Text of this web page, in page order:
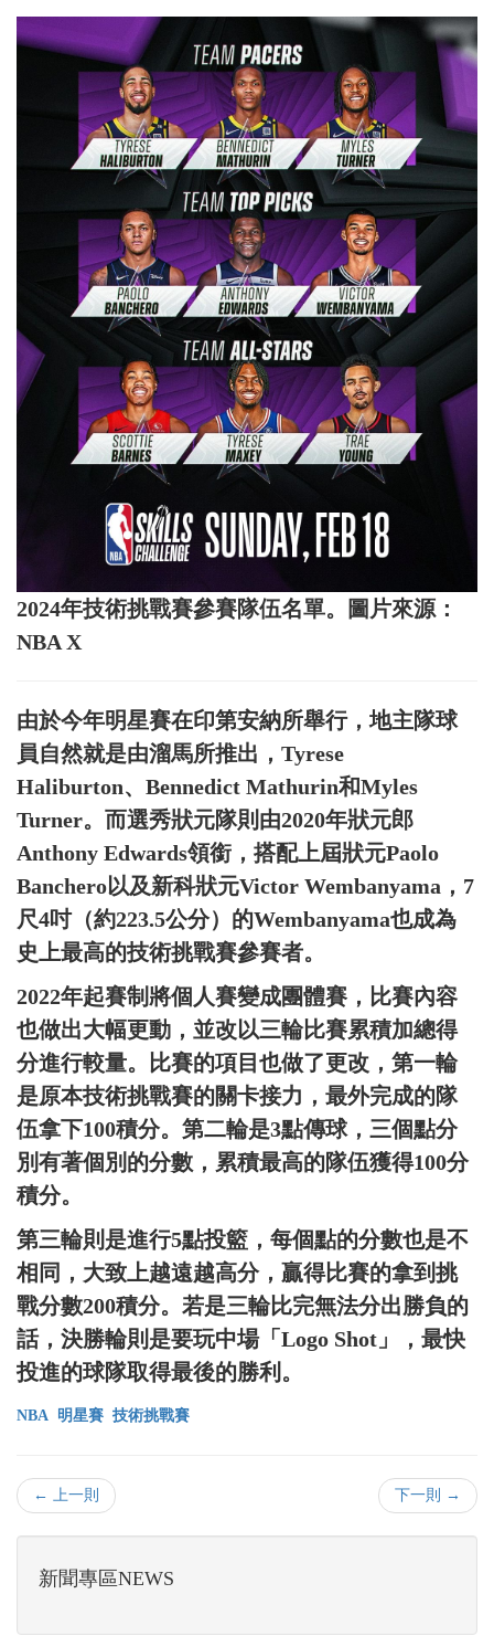
2024年技術挑戰賽參賽隊伍名單。圖片來源：
NBA X
由於今年明星賽在印第安納所舉行，地主隊球
員自然就是由溜馬所推出，Tyrese
Haliburton、Bennedict Mathurin和Myles
Turner。而選秀狀元隊則由2020年狀元郎
Anthony Edwards領銜，搭配上屆狀元Paolo
Banchero以及新科狀元Victor Wembanyama，7
尺4吋（約223.5公分）的Wembanyama也成為
史上最高的技術挑戰賽參賽者。
2022年起賽制將個人賽變成團體賽，比賽內容
也做出大幅更動，並改以三輪比賽累積加總得
分進行較量。比賽的項目也做了更改，第一輪
是原本技術挑戰賽的關卡接力，最外完成的隊
伍拿下100積分。第二輪是3點傳球，三個點分
別有著個別的分數，累積最高的隊伍獲得100分
積分。
第三輪則是進行5點投籃，每個點的分數也是不
相同，大致上越遠越高分，贏得比賽的拿到挑
戰分數200積分。若是三輪比完無法分出勝負的
話，決勝輪則是要玩中場「Logo Shot」，最快
投進的球隊取得最後的勝利。
NBA 明星賽 技術挑戰賽
← 上一則 下一則 →
新聞專區NEWS